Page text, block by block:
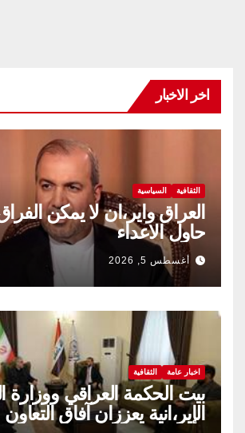
اخر الاخبار
الثقافية السياسية
العراق واير،ان لا يمكن
حاول الاعداء
أغسطس 5, 2026
اخبار عامة الثقافية
بيت الحكمة العراقي ووزارة
الإير،انية يعززان آفاق